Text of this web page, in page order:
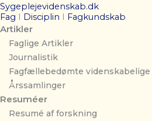
Sygeplejevidenskab.dk
Fag I Disciplin I Fagkundskab
Artikler
Faglige Artikler
Journalistik
Fagfællebedømte videnskabelige
Årssamlinger
Resuméer
Resumé af forskning